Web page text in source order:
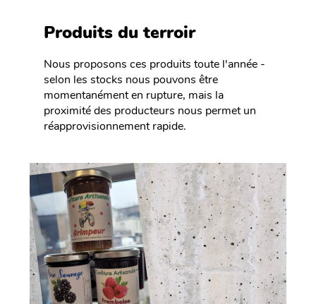
Produits du terroir
Nous proposons ces produits toute l'année -
selon les stocks nous pouvons être
momentanément en rupture, mais la
proximité des producteurs nous permet un
réapprovisionnement rapide.